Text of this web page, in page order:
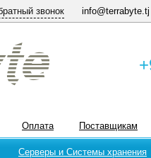
звонок info@terrabyte.tj
Оплата Поставщикам
Серверы и Системы хранения